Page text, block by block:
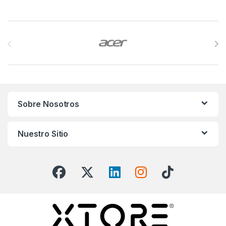
Sobre Nosotros
Nuestro Sitio